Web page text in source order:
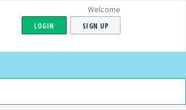
Welcome
LOGIN SIGN UP